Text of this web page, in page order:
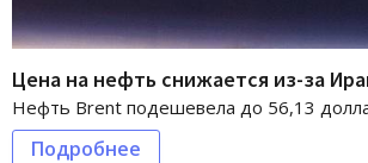
Цена на нефть снижается из-за
Нефть Brent подешевела до 56,13
Подробнее